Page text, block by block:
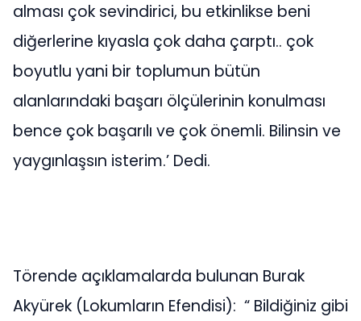
alması çok sevindirici, bu etkinlikse beni
diğerlerine kıyasla çok daha çarptı.. çok
boyutlu yani bir toplumun bütün
alanlarındaki başarı ölçülerinin konulması
bence çok başarılı ve çok önemli. Bilinsin ve
yaygınlaşsın isterim.’ Dedi.
Törende açıklamalarda bulunan Burak
Akyürek (Lokumların Efendisi): “ Bildiğiniz gibi